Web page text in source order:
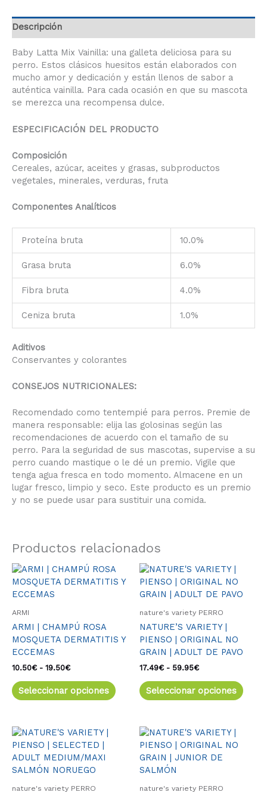
Descripción
Baby Latta Mix Vainilla: una galleta deliciosa para su
perro. Estos clásicos huesitos están elaborados con
mucho amor y dedicación y están llenos de sabor a
auténtica vainilla. Para cada ocasión en que su mascota
se merezca una recompensa dulce.
ESPECIFICACIÓN DEL PRODUCTO
Composición
Cereales, azúcar, aceites y grasas, subproductos
vegetales, minerales, verduras, fruta
Componentes Analíticos
Proteína bruta 10.0%
Grasa bruta 6.0%
Fibra bruta 4.0%
Ceniza bruta 1.0%
Aditivos
Conservantes y colorantes
CONSEJOS NUTRICIONALES:
Recomendado como tentempié para perros. Premie de
manera responsable: elija las golosinas según las
recomendaciones de acuerdo con el tamaño de su
perro. Para la seguridad de sus mascotas, supervise a su
perro cuando mastique o le dé un premio. Vigile que
tenga agua fresca en todo momento. Almacene en un
lugar fresco, limpio y seco. Este producto es un premio
y no se puede usar para sustituir una comida.
Productos relacionados
ARMI
ARMI | CHAMPÚ ROSA
MOSQUETA DERMATITIS Y
ECCEMAS
10.50€ - 19.50€
Rango
de
19.50€
Seleccionar opciones
Este
producto
variantes.
opciones
pueden
en
producto
nature's variety PERRO
NATURE’S VARIETY |
PIENSO | ORIGINAL NO
GRAIN | ADULT DE PAVO
17.49€ - 59.95€
Rango
de
desde
59.95€
Seleccionar opciones
tiene
se
en
nature's variety PERRO
producto
múltiples
nature's variety PERRO